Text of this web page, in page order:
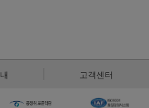
고객센터